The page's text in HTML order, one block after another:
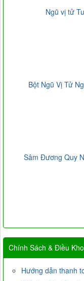
Ngũ vị tử
Bột Ngũ Vị Tử
Sâm Đương Quy
Chính Sách & Điều
Hướng dẫn thanh